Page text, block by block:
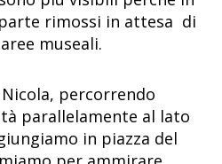
rimossi in attesa di
museali.
percorrendo
parallelamente al lato
in piazza del